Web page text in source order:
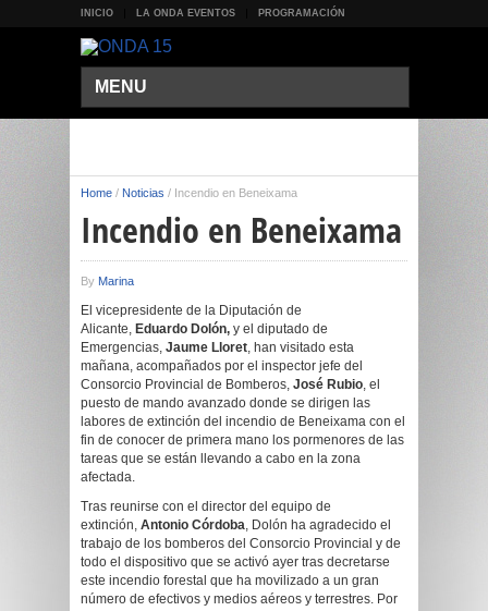
INICIO LA ONDA EVENTOS PROGRAMACIÓN
MENU
Home / Noticias / Incendio en Beneixama
Incendio en Beneixama
By Marina
El vicepresidente de la Diputación de
Alicante, Eduardo Dolón, y el diputado de
Emergencias, Jaume Lloret, han visitado esta
mañana, acompañados por el inspector jefe del
Consorcio Provincial de Bomberos, José Rubio, el
puesto de mando avanzado donde se dirigen las
labores de extinción del incendio de Beneixama con el
fin de conocer de primera mano los pormenores de las
tareas que se están llevando a cabo en la zona
afectada.
Tras reunirse con el director del equipo de
extinción, Antonio Córdoba, Dolón ha agradecido el
trabajo de los bomberos del Consorcio Provincial y de
todo el dispositivo que se activó ayer tras decretarse
este incendio forestal que ha movilizado a un gran
número de efectivos y medios aéreos y terrestres. Por